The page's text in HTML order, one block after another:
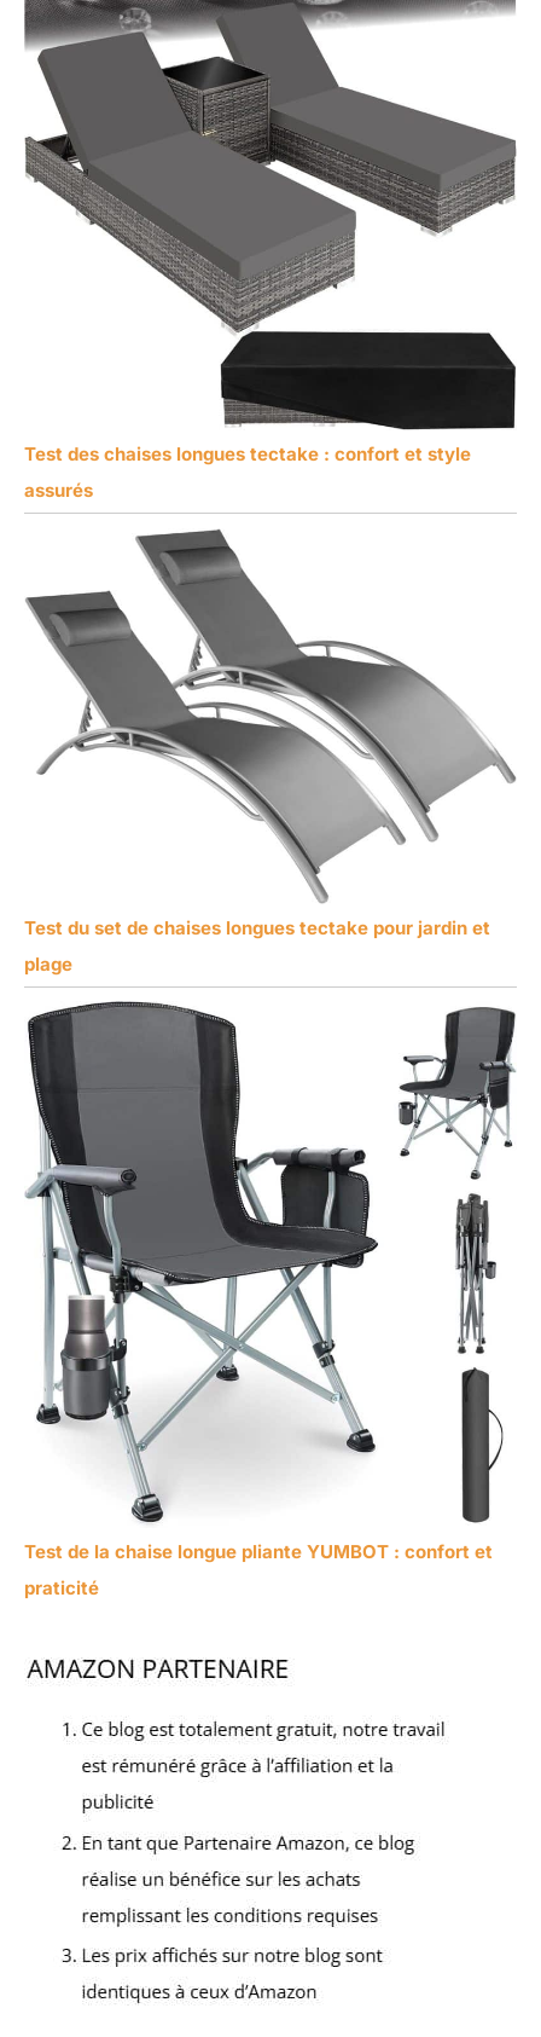
Test des chaises longues tectake : confort et style
assurés
Test du set de chaises longues tectake pour jardin et
plage
Test de la chaise longue pliante YUMBOT : confort et
praticité